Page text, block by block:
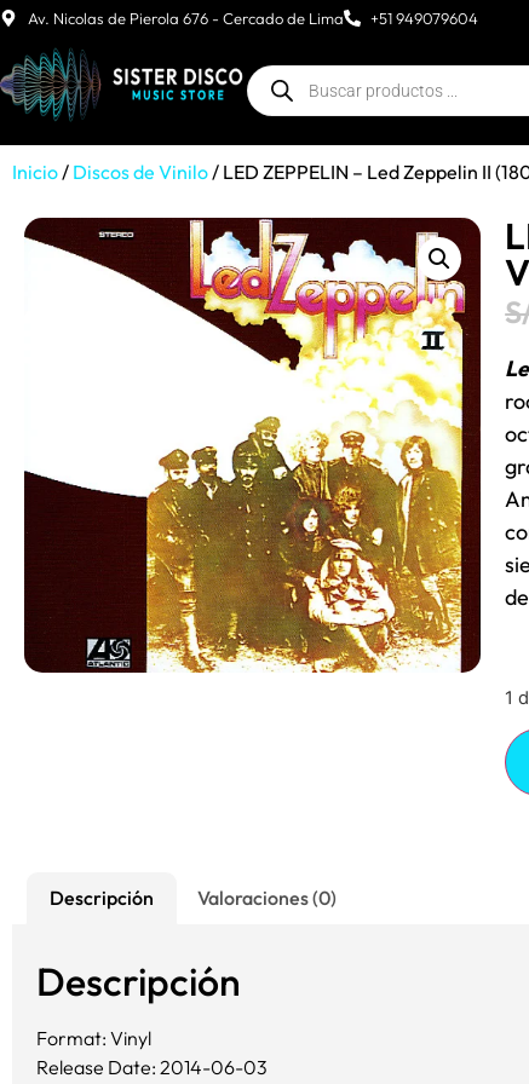
Av. Nicolas de Pierola 676 - Cercado de Lima +51 949079604
Inicio/ Discos de Vinilo/ LED ZEPPELIN – Led Zeppelin II
1
Descripción Valoraciones (0)
Descripción
Format: Vinyl
Release Date: 2014-06-03